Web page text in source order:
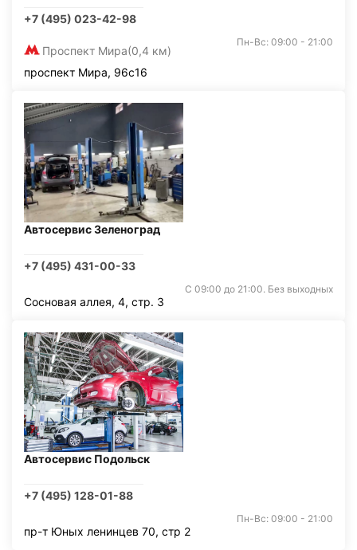
+7 (495) 023-42-98
Проспект Мира(0,4 км)
Пн-Вс: 09:00 - 21:00
проспект Мира, 96с16
Автосервис Зеленоград
+7 (495) 431-00-33
С 09:00 до 21:00. Без выходных
Сосновая аллея, 4, стр. 3
Автосервис Подольск
+7 (495) 128-01-88
Пн-Вс: 09:00 - 21:00
пр-т Юных ленинцев 70, стр 2